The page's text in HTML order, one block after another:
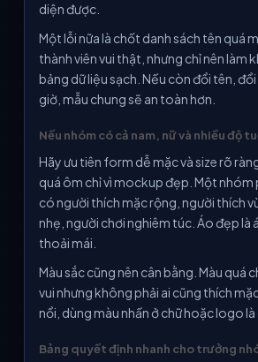
diện được.
Một lỗi nữa là chốt danh sách tên quá
thành viên vui thật, nhưng chỉ nên làm
bảng dữ liệu sạch. Nếu còn đổi tên,
giờ, mẫu chung sẽ an toàn hơn.
Nếu nhóm có cả nam, nữ và nhiều độ
Hãy ưu tiên form dễ mặc và size rõ
quá ôm chỉ vì mockup đẹp. Một
có người thích mặc rộng, người thích
nhẹ, người chơi nghiêm túc. Áo đẹp là
thoải mái.
Màu sắc cũng nên cân bằng. Màu quá
vui nhưng không phải ai cũng thích
nổi, dùng màu nhấn ở chữ hoặc logo là
Bảng quyết định nhanh cho trưởng